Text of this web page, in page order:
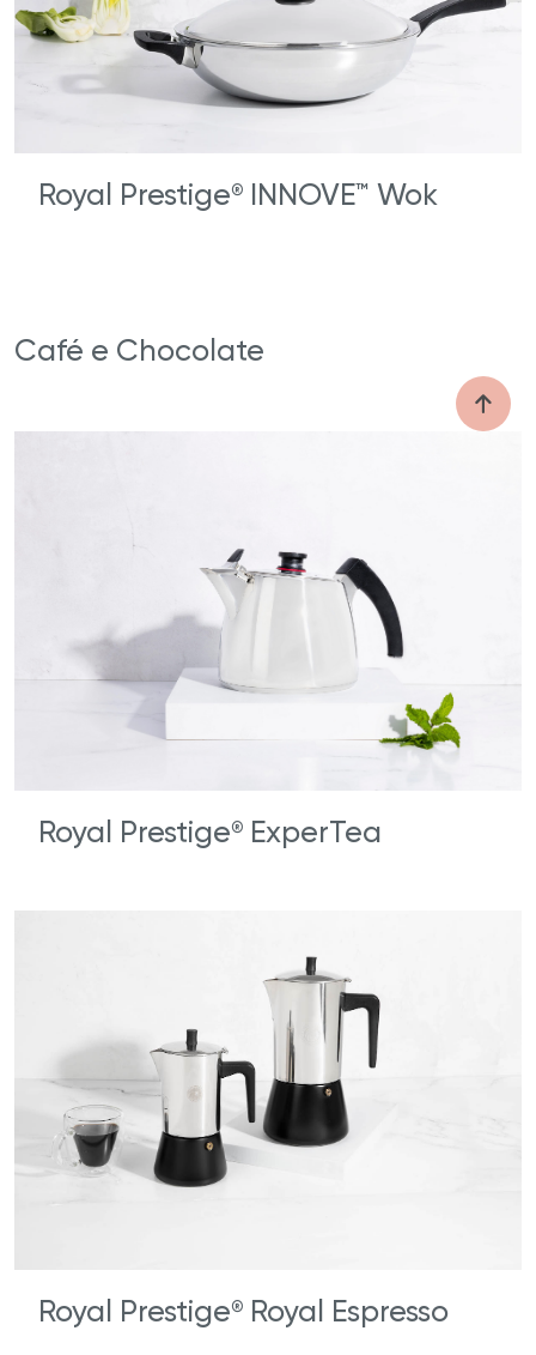
Royal Prestige® INNOVE™ Wok
Café e Chocolate
Royal Prestige® ExperTea
Royal Prestige® Royal Espresso